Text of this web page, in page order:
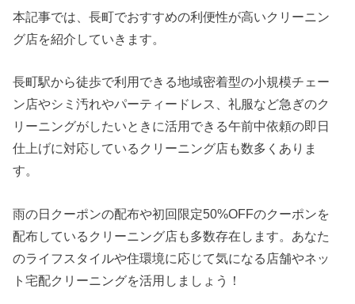
本記事では、長町でおすすめの利便性が高いクリーニン
グ店を紹介していきます。
長町駅から徒歩で利用できる地域密着型の小規模チェー
ン店やシミ汚れやパーティードレス、礼服など急ぎのク
リーニングがしたいときに活用できる午前中依頼の即日
仕上げに対応しているクリーニング店も数多くありま
す。
雨の日クーポンの配布や初回限定50%OFFのクーポンを
配布しているクリーニング店も多数存在します。あなた
のライフスタイルや住環境に応じて気になる店舗やネッ
ト宅配クリーニングを活用しましょう！